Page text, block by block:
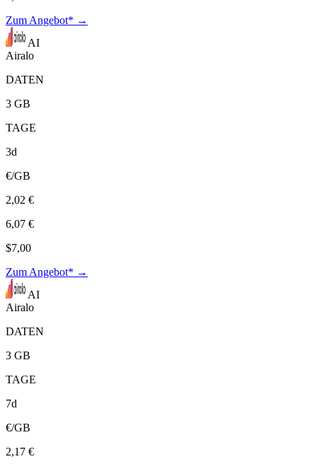
Zum Angebot* →
AI
Airalo
DATEN
3 GB
TAGE
3d
€/GB
2,02 €
6,07 €
$7,00
Zum Angebot* →
AI
Airalo
DATEN
3 GB
TAGE
7d
€/GB
2,17 €